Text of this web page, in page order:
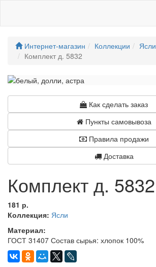
Интернет-магазин Коллекции
Ясли
Комплект д. 5832
Как сделать заказ
Пункты самовывоза
Правила продажи
Доставка
Комплект д. 5832
181 р.
Коллекция: Ясли
Материал:
ГОСТ 31407 Состав сырья: хлопок 100%